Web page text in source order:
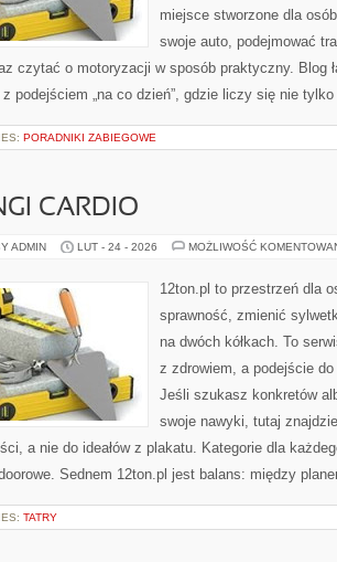
miejsce stworzone dla
swoje auto, podejmować
czytać o motoryzacji w sposób praktyczny. Blog
z podejściem „na co dzień”, gdzie liczy się nie
PORADNIKI ZABIEGOWE
CARDIO
ADMIN LUT - 24 - 2026 MOŻLIWOŚĆ
12ton.pl to przestrzeń dla
sprawność, zmienić
na dwóch kółkach. To
z zdrowiem, a podejście
Jeśli szukasz konkretów
swoje nawyki, tutaj
a nie do ideałów z plakatu. Kategorie dla
Sednem 12ton.pl jest balans: między
TATRY